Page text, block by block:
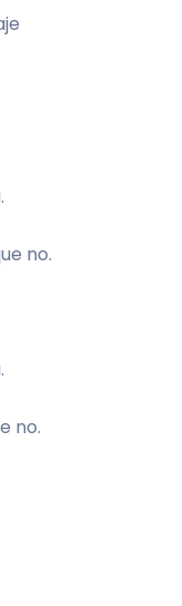
no.
no.